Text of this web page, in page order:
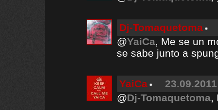
Dj-Tomaquetoma
@YaiCa, Me se un
se sabe junto a
YaiCa
@Dj-Tomaquetoma,